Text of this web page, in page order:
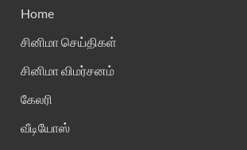
Home
சினிமா செய்திகள்
சினிமா விமர்சனம்
கேலரி
வீடியோஸ்